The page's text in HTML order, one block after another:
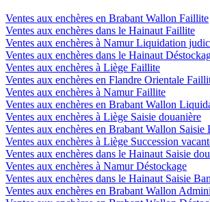
Ventes aux enchères en Brabant Wallon Faillite
Ventes aux enchères dans le Hainaut Faillite
Ventes aux enchères à Namur Liquidation
Ventes aux enchères dans le Hainaut
Ventes aux enchères à Liège Faillite
Ventes aux enchères en Flandre Orientale
Ventes aux enchères à Namur Faillite
Ventes aux enchères en Brabant Wallon
Ventes aux enchères à Liège Saisie douanière
Ventes aux enchères en Brabant Wallon Saisie
Ventes aux enchères à Liège Succession
Ventes aux enchères dans le Hainaut Saisie
Ventes aux enchères à Namur Déstockage
Ventes aux enchères dans le Hainaut Saisie
Ventes aux enchères en Brabant Wallon